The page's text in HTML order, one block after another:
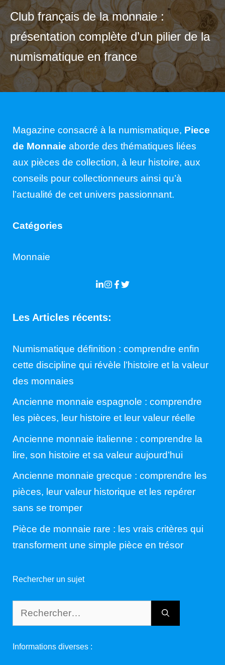
Club français de la monnaie :
présentation complète d’un pilier de la
numismatique en france
Magazine consacré à la numismatique, Piece
de Monnaie aborde des thématiques liées
aux pièces de collection, à leur histoire, aux
conseils pour collectionneurs ainsi qu’à
l’actualité de cet univers passionnant.
Catégories
Monnaie
Les Articles récents:
Numismatique définition : comprendre enfin
cette discipline qui révèle l’histoire et la valeur
des monnaies
Ancienne monnaie espagnole : comprendre
les pièces, leur histoire et leur valeur réelle
Ancienne monnaie italienne : comprendre la
lire, son histoire et sa valeur aujourd’hui
Ancienne monnaie grecque : comprendre les
pièces, leur valeur historique et les repérer
sans se tromper
Pièce de monnaie rare : les vrais critères qui
transforment une simple pièce en trésor
Rechercher un sujet
Rechercher :
Informations diverses :